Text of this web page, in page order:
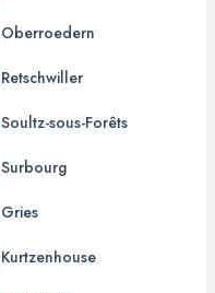
Oberroedern
Retschwiller
Soultz-sous-Forêts
Surbourg
Gries
Kurtzenhouse